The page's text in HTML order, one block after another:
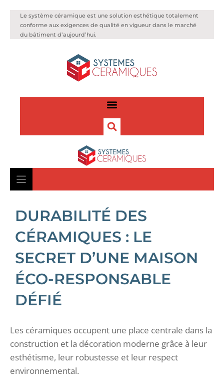
Le système céramique est une solution esthétique totalement
conforme aux exigences de qualité en vigueur dans le marché
du bâtiment d’aujourd’hui.
DURABILITÉ DES
CÉRAMIQUES : LE
SECRET D’UNE MAISON
ÉCO-RESPONSABLE
DÉFIÉ
Les céramiques occupent une place centrale dans la
construction et la décoration moderne grâce à leur
esthétisme, leur robustesse et leur respect
environnemental.